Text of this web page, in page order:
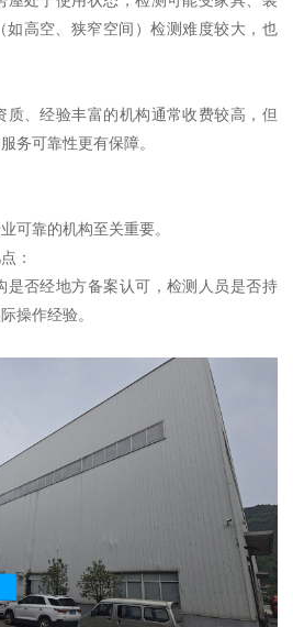
如高空、狭窄空间）检测难度较大，也
质、经验丰富的机构通常收费较高，但
务可靠性更有保障。
可靠的机构至关重要。
：
是否经地方备案认可，检测人员是否持
操作经验。